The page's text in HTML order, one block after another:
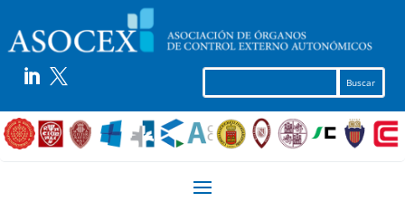
 